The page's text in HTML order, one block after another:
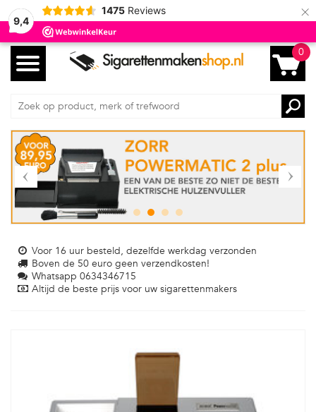
9,4
1475 Reviews ×
0
Voor 16 uur besteld, dezelfde werkdag verzonden
Boven de 50 euro geen verzendkosten!
Whatsapp 0634346715
Altijd de beste prijs voor uw sigarettenmakers